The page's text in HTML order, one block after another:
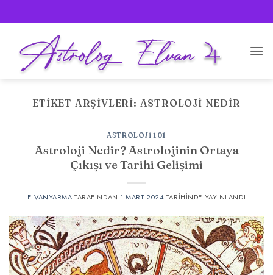
atla
ETIKET ARŞIVLERI: ASTROLOJI NEDIR
ASTROLOJI 101
Astroloji Nedir? Astrolojinin Ortaya
Çıkışı ve Tarihi Gelişimi
ELVANYARMA TARAFINDAN 1 MART 2024 TARIHINDE YAYINLANDI